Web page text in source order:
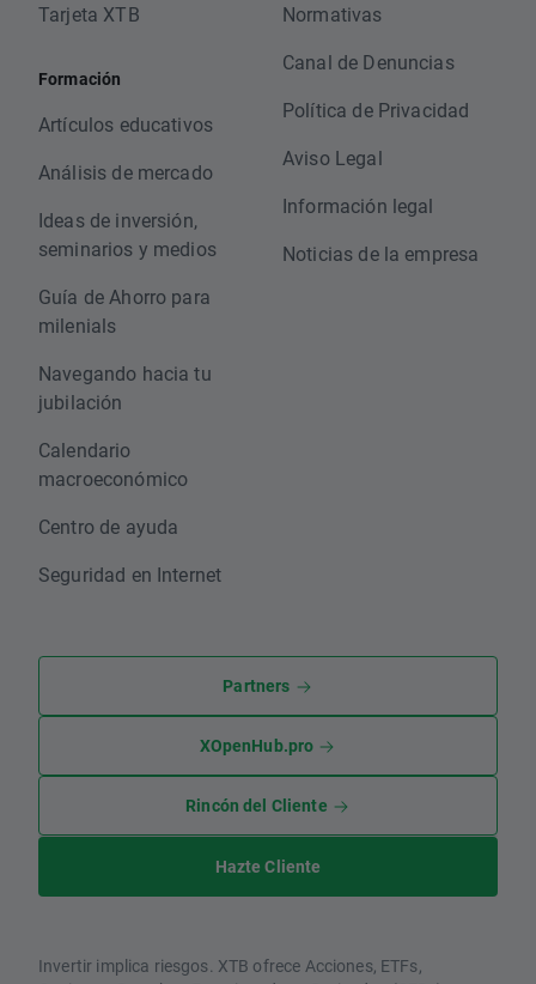
Tarjeta XTB
Formación
Artículos educativos
Análisis de mercado
Ideas de inversión,
seminarios y medios
Guía de Ahorro para
milenials
Navegando hacia tu
jubilación
Calendario
macroeconómico
Centro de ayuda
Seguridad en Internet
Normativas
Canal de Denuncias
Política de Privacidad
Aviso Legal
Información legal
Noticias de la empresa
Partners
XOpenHub.pro
Rincón del Cliente
Hazte Cliente
Invertir implica riesgos. XTB ofrece Acciones, ETFs,